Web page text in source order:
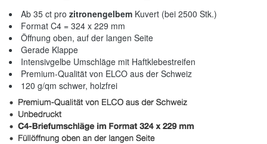
Ab 35 ct pro zitronengelbem Kuvert (bei 2500 Stk.)
Format C4 = 324 x 229 mm
Öffnung oben, auf der langen Seite
Gerade Klappe
Intensivgelbe Umschläge mit Haftklebestreifen
Premium-Qualität von ELCO aus der Schweiz
120 g/qm schwer, holzfrei